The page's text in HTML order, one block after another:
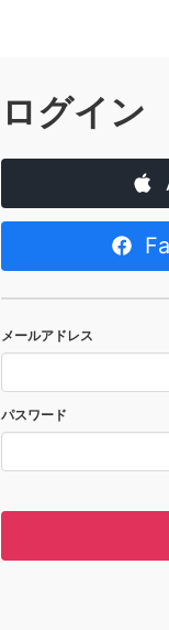
ログイン
メールアドレス
パスワード